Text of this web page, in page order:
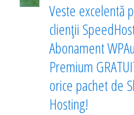
Veste excelentă
clienții
Abonament
Premium
orice pachet de
Hosting!